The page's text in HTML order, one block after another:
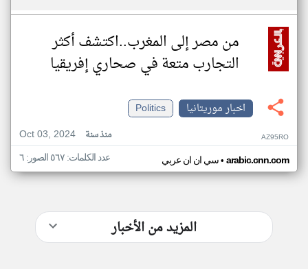
من مصر إلى المغرب..اكتشف أكثر
التجارب متعة في صحاري إفريقيا
اخبار موريتانيا
Politics
Oct 03, 2024
منذ سنة AZ95RO
سي ان ان عربي• arabic.cnn.com عدد الكلمات: ٥٦٧ الصور: ٦
المزيد من الأخبار